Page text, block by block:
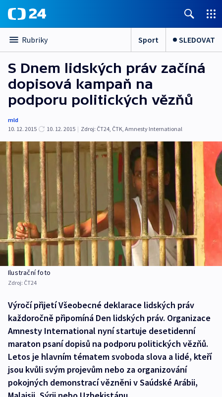
Rubriky Sport SLEDOVAT
S Dnem lidských práv začíná
dopisová kampaň na
podporu politických vězňů
mld
10. 12. 2015
10. 12. 2015 | Zdroj: ČT24, ČTK, Amnesty International
Ilustrační foto
Zdroj: ČT24
Výročí přijetí Všeobecné deklarace lidských práv
každoročně připomíná Den lidských práv. Organizace
Amnesty International nyní startuje desetidenní
maraton psaní dopisů na podporu politických vězňů.
Letos je hlavním tématem svoboda slova a lidé, kteří
jsou kvůli svým projevům nebo za organizování
pokojných demonstrací vězněni v Saúdské Arábii,